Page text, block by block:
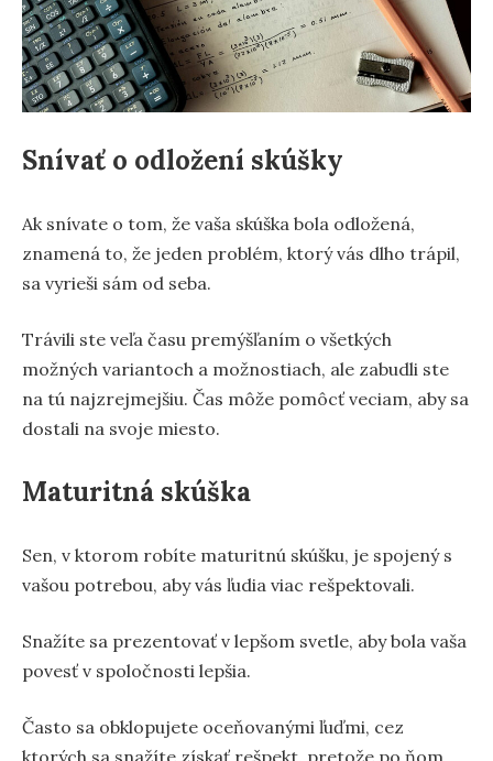
Snívať o odložení skúšky
Ak snívate o tom, že vaša skúška bola odložená,
znamená to, že jeden problém, ktorý vás dlho trápil,
sa vyrieši sám od seba.
Trávili ste veľa času premýšľaním o všetkých
možných variantoch a možnostiach, ale zabudli ste
na tú najzrejmejšiu. Čas môže pomôcť veciam, aby sa
dostali na svoje miesto.
Maturitná skúška
Sen, v ktorom robíte maturitnú skúšku, je spojený s
vašou potrebou, aby vás ľudia viac rešpektovali.
Snažíte sa prezentovať v lepšom svetle, aby bola vaša
povesť v spoločnosti lepšia.
Často sa obklopujete oceňovanými ľuďmi, cez
ktorých sa snažíte získať rešpekt, pretože po ňom